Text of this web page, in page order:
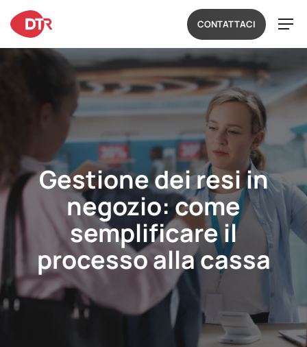
CONTATTACI
Gestione dei resi in
negozio: come
semplificare il
processo alla cassa